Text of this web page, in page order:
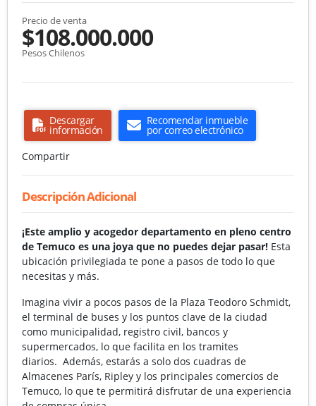
Precio de venta
$108.000.000
Pesos Chilenos
Descargar
información
Recomendar inmueble
por correo electrónico
Compartir
Descripción Adicional
¡Este amplio y acogedor departamento en pleno centro
de Temuco es una joya que no puedes dejar pasar! Esta
ubicación privilegiada te pone a pasos de todo lo que
necesitas y más.
Imagina vivir a pocos pasos de la Plaza Teodoro Schmidt,
el terminal de buses y los puntos clave de la ciudad
como municipalidad, registro civil, bancos y
supermercados, lo que facilita en los tramites
diarios. Además, estarás a solo dos cuadras de
Almacenes París, Ripley y los principales comercios de
Temuco, lo que te permitirá disfrutar de una experiencia